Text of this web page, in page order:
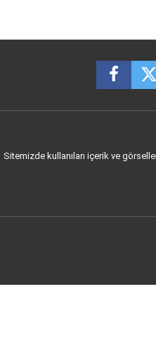
Sitemizde kullanılan içerik ve